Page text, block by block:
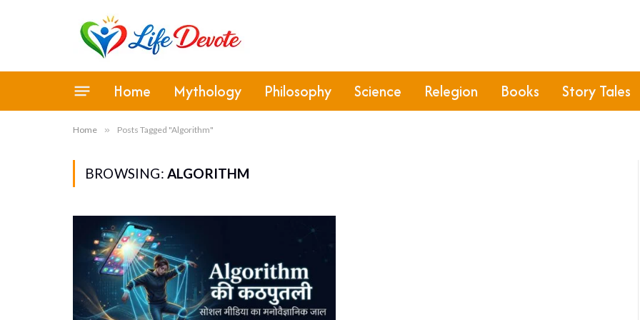
Home Mythology Philosophy Science Relegion Books Story Tales
Home » Posts Tagged "Algorithm"
BROWSING: ALGORITHM